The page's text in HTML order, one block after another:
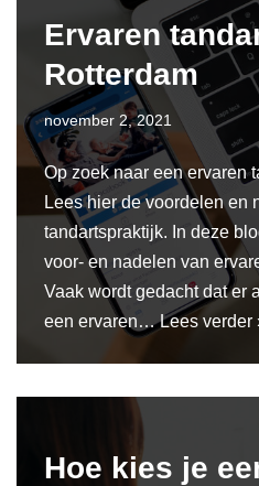
Ervaren
Rotterdam
november 2, 2021
Op zoek naar een ervaren
Lees hier de voordelen en
tandartspraktijk. In deze
voor- en nadelen van
Vaak wordt gedacht dat er
een ervaren…Lees verder
Hoe kies je